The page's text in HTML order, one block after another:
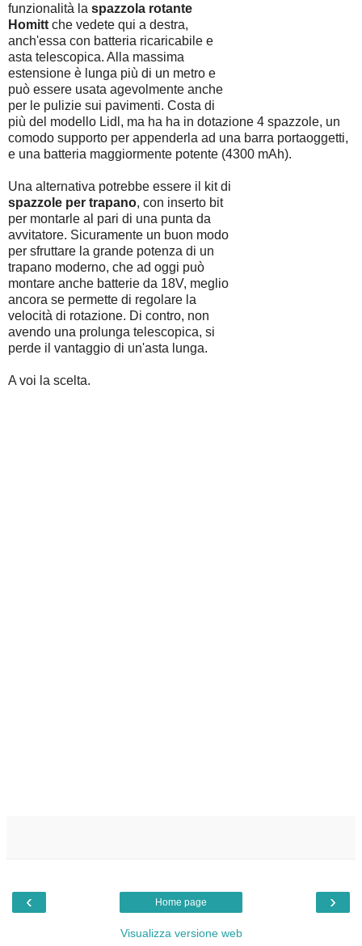
funzionalità la spazzola rotante
Homitt che vedete qui a destra,
anch'essa con batteria ricaricabile e
asta telescopica. Alla massima
estensione è lunga più di un metro e
può essere usata agevolmente anche
per le pulizie sui pavimenti. Costa di
più del modello Lidl, ma ha ha in dotazione 4 spazzole, un
comodo supporto per appenderla ad una barra portaoggetti,
e una batteria maggiormente potente (4300 mAh).
Una alternativa potrebbe essere il kit di
spazzole per trapano, con inserto bit
per montarle al pari di una punta da
avvitatore. Sicuramente un buon modo
per sfruttare la grande potenza di un
trapano moderno, che ad oggi può
montare anche batterie da 18V, meglio
ancora se permette di regolare la
velocità di rotazione. Di contro, non
avendo una prolunga telescopica, si
perde il vantaggio di un'asta lunga.
A voi la scelta.
‹ ›
Home page
Visualizza versione web